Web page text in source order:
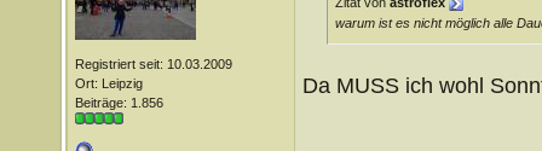
Registriert seit: 10.03.2009
Ort: Leipzig
Beiträge: 1.856
warum ist es nicht möglich alle
Da MUSS ich wohl